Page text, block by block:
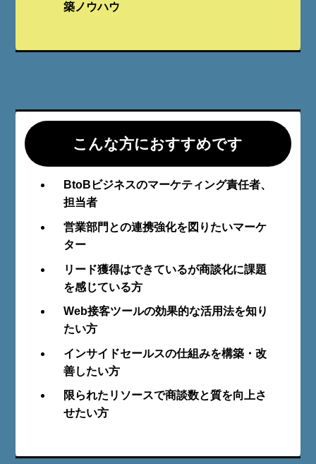
築ノウハウ
こんな方におすすめです
BtoBビジネスのマーケティング責任者、
担当者
営業部門との連携強化を図りたいマーケ
ター
リード獲得はできているが商談化に課題
を感じている方
Web接客ツールの効果的な活用法を知り
たい方
インサイドセールスの仕組みを構築・改
善したい方
限られたリソースで商談数と質を向上さ
せたい方